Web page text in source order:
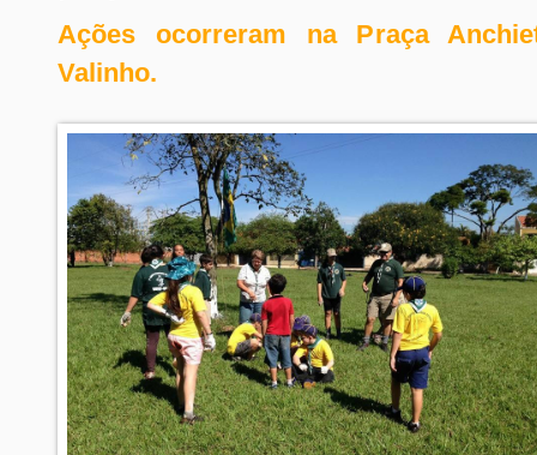
Ações ocorreram na Praça
Valinho.